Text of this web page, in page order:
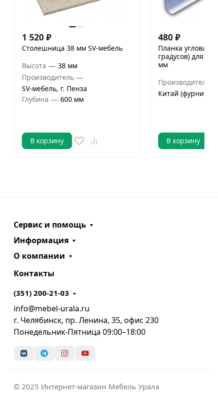
1 520 ₽
Столешница 38 мм SV-мебель
Высота — 38 мм
Производитель —
SV-мебель, г. Пенза
Глубина — 600 мм
В корзину
480 ₽
Планка угловая
градусов) для
мм
Производитель
Китай
В корзину
Сервис и помощь
Информация
О компании
Контакты
(351) 200-21-03
info@mebel-urala.ru
г. Челябинск, пр. Ленина, 35, офис 230
Понедельник-Пятница 09:00–18:00
© 2025 Интернет-магазин Мебель Урала